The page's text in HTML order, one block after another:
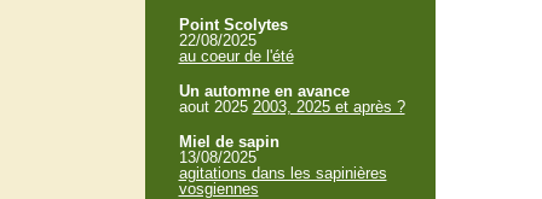
Point Scolytes
22/08/2025
au coeur de l'été
Un automne en avance
aout 2025 2003, 2025 et après ?
Miel de sapin
13/08/2025
agitations dans les sapinières
vosgiennes